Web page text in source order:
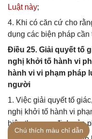
Luật này;
4. Khi có căn cứ cho
dụng các biện pháp
Điều 25. Giải quyết tố
nghị khởi tố hành vi
hành vi vi phạm pháp
người
1. Việc giải quyết tố
nghị khởi tố hành vi
hiện theo quy định của
Chú thích màu chỉ dẫn